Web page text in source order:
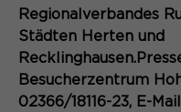
Zweck
Content
Website
Sie
zu
Name _pk_id*
Anbieter Matomo
Laufzeit 13 Monate
Cookie-Informationen
Aktivierung
Diese Cookies
Regionalverbandes
Städten Herten und
Besucherzentrum
02366/18116-23, E-